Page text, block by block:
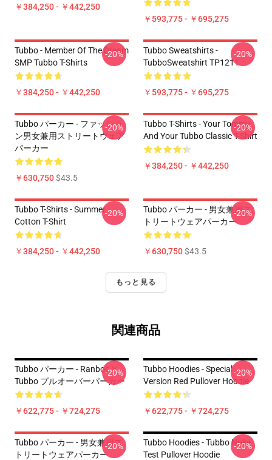
￥384,250 - ￥442,250
￥593,775 - ￥695,275
Tubbo - Member Of The Dream
SMP Tubbo T-Shirts
￥384,250 - ￥442,250
-20%
Tubbo Sweatshirts -
TubboSweatshirt TP1211
￥593,775 - ￥695,275
-20%
Tubbo パーカー - ファッショ
ン男女兼用ストリートウェア
パーカー
￥630,750$43.5
-20%
Tubbo T-Shirts - Your Tommy
And Your Tubbo Classic T-Shirt
￥384,250 - ￥442,250
-20%
Tubbo T-Shirts - Summer
Cotton T-Shirt
￥384,250 - ￥442,250
-20%
Tubbo パーカー - 男女兼用ス
トリートウェアパーカー
￥630,750$43.5
-20%
もっと見る
関連商品
Tubbo パーカー - Ranbooと
Tubbo プルオーバーパーカー
￥622,775 - ￥724,275
-20%
Tubbo Hoodies - Special
Version Red Pullover Hoodie
￥622,775 - ￥724,275
-20%
Tubbo パーカー - 男女兼用ス
トリートウェアパーカー
-20%
Tubbo Hoodies - Tubbo Nuke
Test Pullover Hoodie
-20%